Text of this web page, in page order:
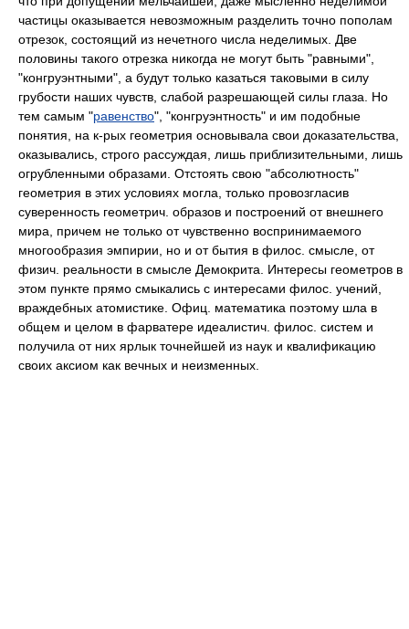
частицы оказывается невозможным разделить точно пополам
отрезок, состоящий из нечетного числа неделимых. Две
половины такого отрезка никогда не могут быть "равными",
"конгруэнтными", а будут только казаться таковыми в силу
грубости наших чувств, слабой разрешающей силы глаза. Но
тем самым "равенство", "конгруэнтность" и им подобные
понятия, на к-рых геометрия основывала свои доказательства,
оказывались, строго рассуждая, лишь приблизительными, лишь
огрубленными образами. Отстоять свою "абсолютность"
геометрия в этих условиях могла, только провозгласив
суверенность геометрич. образов и построений от внешнего
мира, причем не только от чувственно воспринимаемого
многообразия эмпирии, но и от бытия в филос. смысле, от
физич. реальности в смысле Демокрита. Интересы геометров в
этом пункте прямо смыкались с интересами филос. учений,
враждебных атомистике. Офиц. математика поэтому шла в
общем и целом в фарватере идеалистич. филос. систем и
получила от них ярлык точнейшей из наук и квалификацию
своих аксиом как вечных и неизменных.